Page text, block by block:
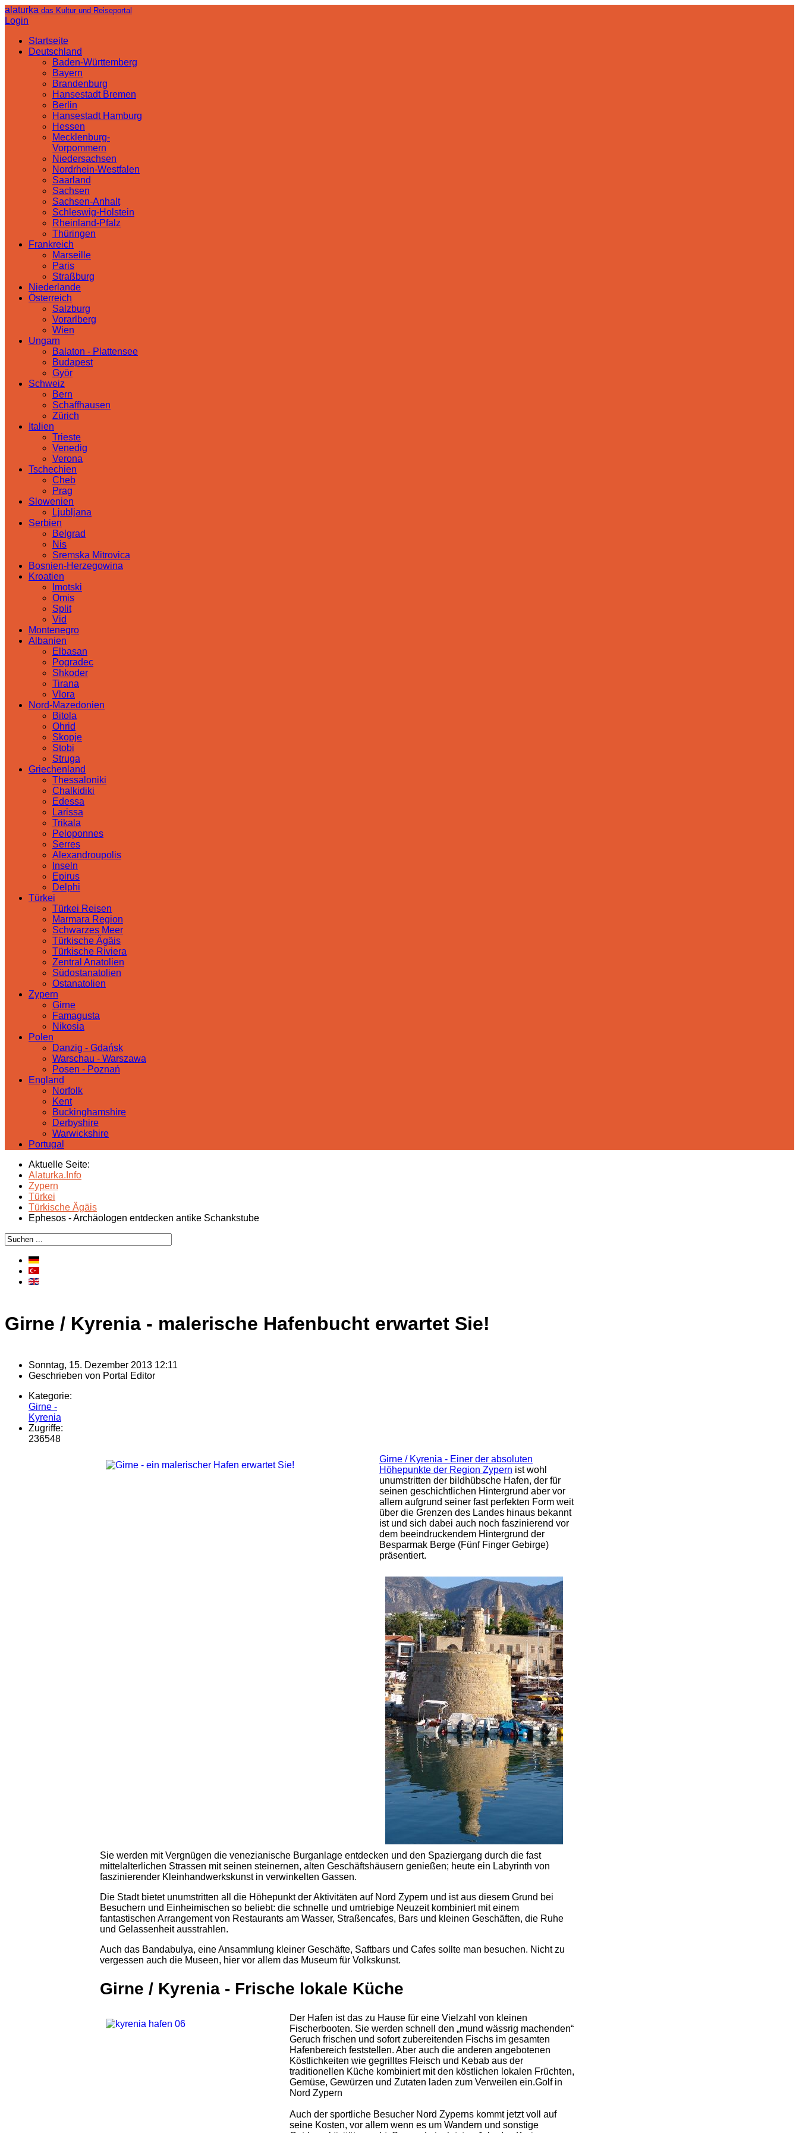
alaturka das Kultur und Reiseportal
Login
Startseite
Deutschland
Baden-Württemberg
Bayern
Brandenburg
Hansestadt Bremen
Berlin
Hansestadt Hamburg
Hessen
Mecklenburg-
Vorpommern
Niedersachsen
Nordrhein-Westfalen
Saarland
Sachsen
Sachsen-Anhalt
Schleswig-Holstein
Rheinland-Pfalz
Thüringen
Frankreich
Marseille
Paris
Straßburg
Niederlande
Österreich
Salzburg
Vorarlberg
Wien
Ungarn
Balaton - Plattensee
Budapest
Györ
Schweiz
Bern
Schaffhausen
Zürich
Italien
Trieste
Venedig
Verona
Tschechien
Cheb
Prag
Slowenien
Ljubljana
Serbien
Belgrad
Nis
Sremska Mitrovica
Bosnien-Herzegowina
Kroatien
Imotski
Omis
Split
Vid
Montenegro
Albanien
Elbasan
Pogradec
Shkoder
Tirana
Vlora
Nord-Mazedonien
Bitola
Ohrid
Skopje
Stobi
Struga
Griechenland
Thessaloniki
Chalkidiki
Edessa
Larissa
Trikala
Peloponnes
Serres
Alexandroupolis
Inseln
Epirus
Delphi
Türkei
Türkei Reisen
Marmara Region
Schwarzes Meer
Türkische Ägäis
Türkische Riviera
Zentral Anatolien
Südostanatolien
Ostanatolien
Zypern
Girne
Famagusta
Nikosia
Polen
Danzig - Gdańsk
Warschau - Warszawa
Posen - Poznań
England
Norfolk
Kent
Buckinghamshire
Derbyshire
Warwickshire
Portugal
Aktuelle Seite:
Alaturka.Info
Zypern
Türkei
Türkische Ägäis
Ephesos - Archäologen entdecken antike Schankstube
Girne / Kyrenia - malerische Hafenbucht erwartet Sie!
Sonntag, 15. Dezember 2013 12:11
Geschrieben von Portal Editor
Kategorie:
Girne -
Kyrenia
Zugriffe:
236548
Girne / Kyrenia - Einer der absoluten
Höhepunkte der Region Zypern ist wohl
unumstritten der bildhübsche Hafen, der für
seinen geschichtlichen Hintergrund aber vor
allem aufgrund seiner fast perfekten Form weit
über die Grenzen des Landes hinaus bekannt
ist und sich dabei auch noch faszinierend vor
dem beeindruckendem Hintergrund der
Besparmak Berge (Fünf Finger Gebirge)
präsentiert.
Sie werden mit Vergnügen die venezianische Burganlage entdecken und den Spaziergang durch die fast
mittelalterlichen Strassen mit seinen steinernen, alten Geschäftshäusern genießen; heute ein Labyrinth von
faszinierender Kleinhandwerkskunst in verwinkelten Gassen.
Die Stadt bietet unumstritten all die Höhepunkt der Aktivitäten auf Nord Zypern und ist aus diesem Grund bei
Besuchern und Einheimischen so beliebt: die schnelle und umtriebige Neuzeit kombiniert mit einem
fantastischen Arrangement von Restaurants am Wasser, Straßencafes, Bars und kleinen Geschäften, die Ruhe
und Gelassenheit ausstrahlen.
Auch das Bandabulya, eine Ansammlung kleiner Geschäfte, Saftbars und Cafes sollte man besuchen. Nicht zu
vergessen auch die Museen, hier vor allem das Museum für Volkskunst.
Girne / Kyrenia - Frische lokale Küche
Der Hafen ist das zu Hause für eine Vielzahl von kleinen
Fischerbooten. Sie werden schnell den „mund wässrig machenden“
Geruch frischen und sofort zubereitenden Fischs im gesamten
Hafenbereich feststellen. Aber auch die anderen angebotenen
Köstlichkeiten wie gegrilltes Fleisch und Kebab aus der
traditionellen Küche kombiniert mit den köstlichen lokalen Früchten,
Gemüse, Gewürzen und Zutaten laden zum Verweilen ein.Golf in
Nord Zypern
Auch der sportliche Besucher Nord Zyperns kommt jetzt voll auf
seine Kosten, vor allem wenn es um Wandern und sonstige